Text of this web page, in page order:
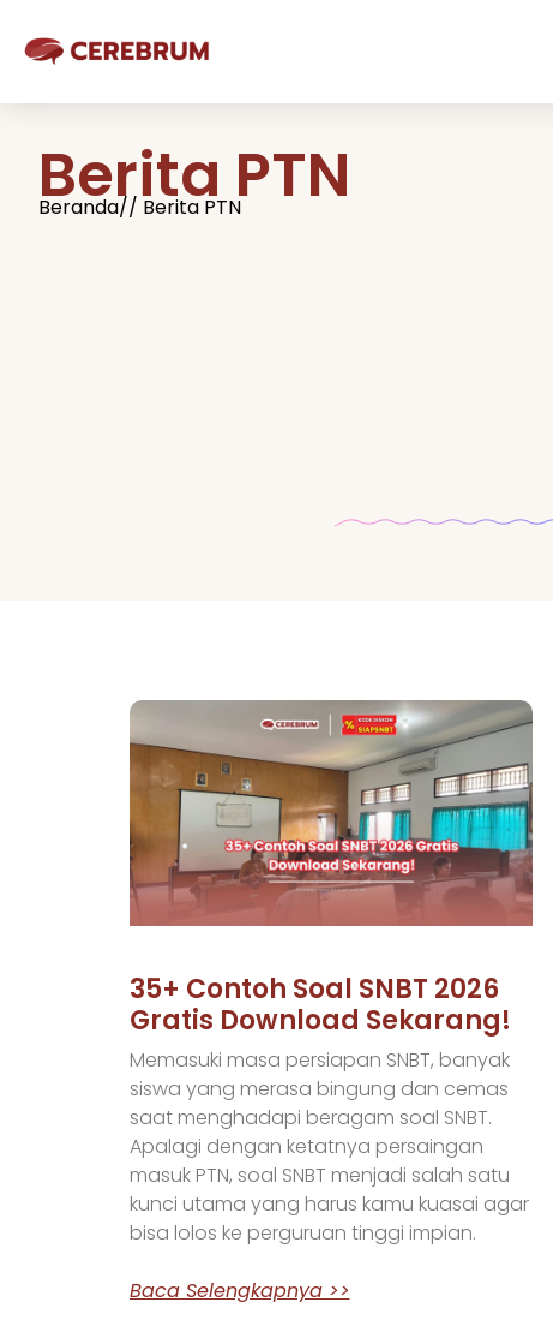
Berita PTN
Beranda// Berita PTN
35+ Contoh Soal SNBT 2026
Gratis Download Sekarang!
Memasuki masa persiapan SNBT, banyak
siswa yang merasa bingung dan cemas
saat menghadapi beragam soal SNBT.
Apalagi dengan ketatnya persaingan
masuk PTN, soal SNBT menjadi salah satu
kunci utama yang harus kamu kuasai agar
bisa lolos ke perguruan tinggi impian.
Baca Selengkapnya >>